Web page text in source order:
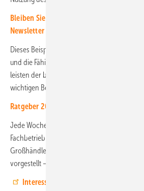
Bleiben Sie auf dem Laufenden, melden
Newsletter an
Dieses Beispiel unterstreicht die langjährige
und die Fähigkeit, inspirierende
leisten der beauftragende Kunde und der
wichtigen Beitrag zur Energiewende.
Ratgeber 2025: 250 Tipps für solaren
Jede Woche wird in der Videoreihe
Fachbetrieb aus dem Partnernetzwerk des
Großhändlers EWS und namhaften
vorgestellt – auf YouTube und auf der Website.
Interesse? Dann schauen Sie rein!